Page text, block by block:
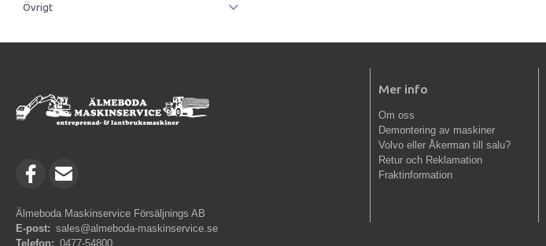
Övrigt
Älmeboda Maskinservice Försäljnings AB
E-post: sales@almeboda-maskinservice.se
Telefon: 0477-54800
Mer info
Om oss
Demontering av maskiner
Volvo eller Åkerman till salu?
Retur och Reklamation
Fraktinformation